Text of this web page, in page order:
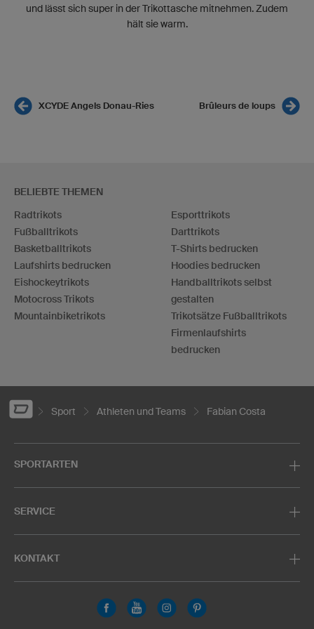
und lässt sich super in der Trikottasche mitnehmen. Zudem
hält sie warm.
XCYDE Angels Donau-Ries Brûleurs de loups
BELIEBTE THEMEN
Radtrikots
Fußballtrikots
Basketballtrikots
Laufshirts bedrucken
Eishockeytrikots
Motocross Trikots
Mountainbiketrikots
Esporttrikots
Darttrikots
T-Shirts bedrucken
Hoodies bedrucken
Handballtrikots selbst
gestalten
Trikotsätze Fußballtrikots
Firmenlaufshirts
bedrucken
Sport Athleten und Teams Fabian Costa
SPORTARTEN
SERVICE
KONTAKT